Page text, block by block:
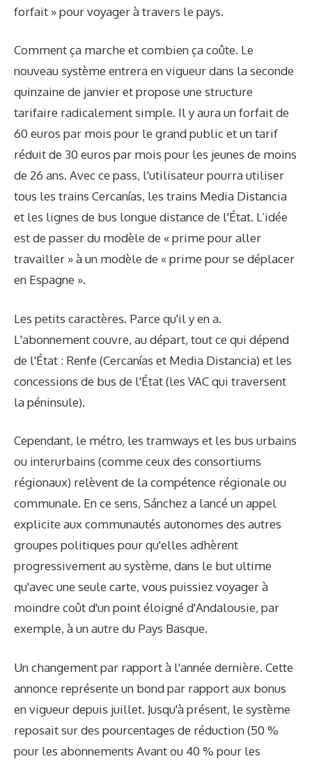
forfait » pour voyager à travers le pays.
Comment ça marche et combien ça coûte. Le
nouveau système entrera en vigueur dans la seconde
quinzaine de janvier et propose une structure
tarifaire radicalement simple. Il y aura un forfait de
60 euros par mois pour le grand public et un tarif
réduit de 30 euros par mois pour les jeunes de moins
de 26 ans. Avec ce pass, l'utilisateur pourra utiliser
tous les trains Cercanías, les trains Media Distancia
et les lignes de bus longue distance de l'État. L’idée
est de passer du modèle de « prime pour aller
travailler » à un modèle de « prime pour se déplacer
en Espagne ».
Les petits caractères. Parce qu'il y en a.
L'abonnement couvre, au départ, tout ce qui dépend
de l'État : Renfe (Cercanías et Media Distancia) et les
concessions de bus de l'État (les VAC qui traversent
la péninsule).
Cependant, le métro, les tramways et les bus urbains
ou interurbains (comme ceux des consortiums
régionaux) relèvent de la compétence régionale ou
communale. En ce sens, Sánchez a lancé un appel
explicite aux communautés autonomes des autres
groupes politiques pour qu'elles adhèrent
progressivement au système, dans le but ultime
qu'avec une seule carte, vous puissiez voyager à
moindre coût d'un point éloigné d'Andalousie, par
exemple, à un autre du Pays Basque.
Un changement par rapport à l'année dernière. Cette
annonce représente un bond par rapport aux bonus
en vigueur depuis juillet. Jusqu'à présent, le système
reposait sur des pourcentages de réduction (50 %
pour les abonnements Avant ou 40 % pour les